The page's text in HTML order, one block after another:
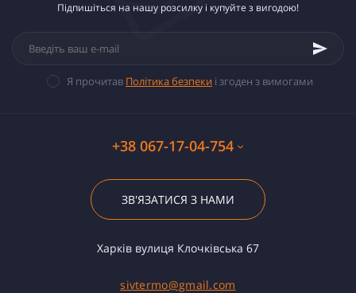
Підпишіться на нашу розсилку і купуйте з вигодою!
Я прочитав Політика безпеки і згоден з вимогами
+38 067-17-04-754
ЗВ'ЯЗАТИСЯ З НАМИ
Харків вулиця Клочківська 67
sivtermo@gmail.com